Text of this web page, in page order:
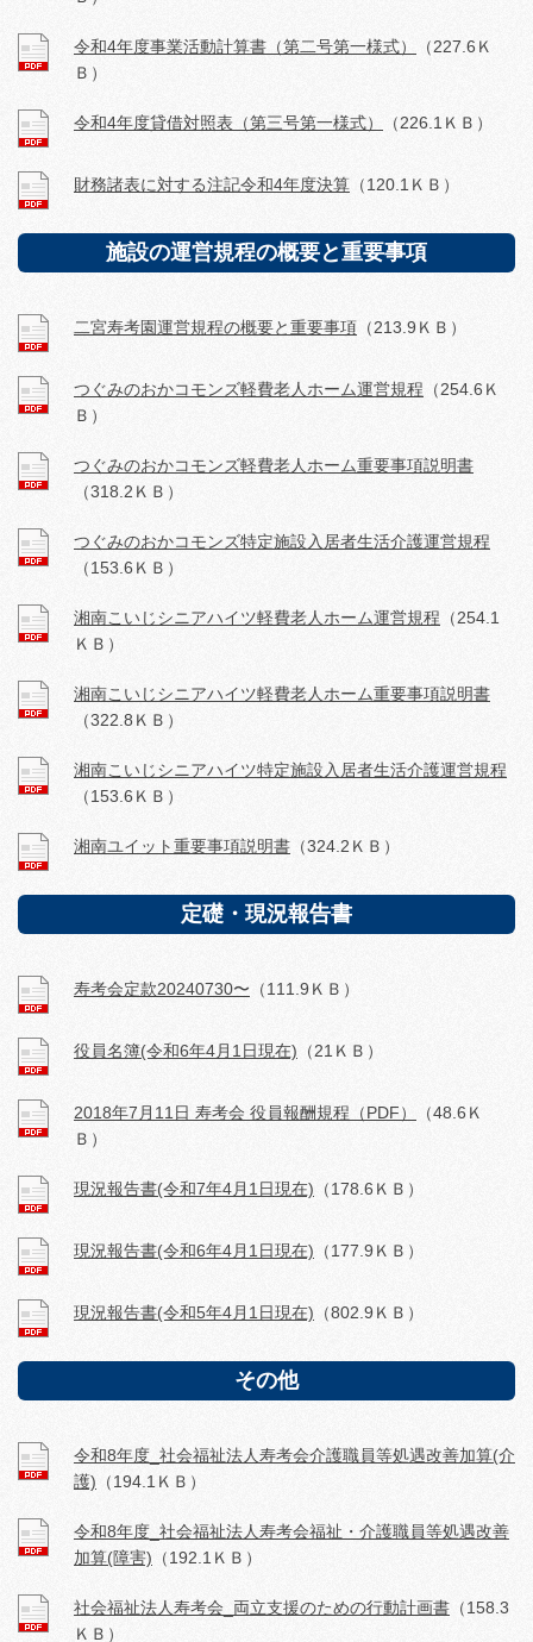
令和4年度事業活動計算書（第二号第一様式）
（227.6Ｋ
Ｂ）
令和4年度貸借対照表（第三号第一様式） （226.1ＫＢ）
財務諸表に対する注記令和4年度決算 （120.1ＫＢ）
施設の運営規程の概要と重要事項
二宮寿考園運営規程の概要と重要事項 （213.9ＫＢ）
つぐみのおかコモンズ軽費老人ホーム運営規程 （254.6Ｋ
Ｂ）
つぐみのおかコモンズ軽費老人ホーム重要事項説明書
（318.2ＫＢ）
つぐみのおかコモンズ特定施設入居者生活介護運営規程
（153.6ＫＢ）
湘南こいじシニアハイツ軽費老人ホーム運営規程 （254.1
ＫＢ）
湘南こいじシニアハイツ軽費老人ホーム重要事項説明書
（322.8ＫＢ）
湘南こいじシニアハイツ特定施設入居者生活介護運営規程
（153.6ＫＢ）
湘南ユイット重要事項説明書 （324.2ＫＢ）
定礎・現況報告書
寿考会定款20240730〜 （111.9ＫＢ）
役員名簿(令和6年4月1日現在) （21ＫＢ）
2018年7月11日 寿考会 役員報酬規程（PDF）
（48.6Ｋ
Ｂ）
現況報告書(令和7年4月1日現在) （178.6ＫＢ）
現況報告書(令和6年4月1日現在) （177.9ＫＢ）
現況報告書(令和5年4月1日現在) （802.9ＫＢ）
その他
令和8年度_社会福祉法人寿考会介護職員等処遇改善加算(介
護) （194.1ＫＢ）
令和8年度_社会福祉法人寿考会福祉・介護職員等処遇改善
加算(障害) （192.1ＫＢ）
社会福祉法人寿考会_両立支援のための行動計画書 （158.3
ＫＢ）